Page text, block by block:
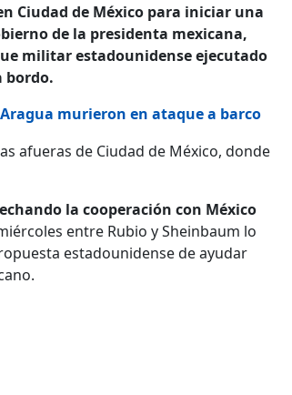
Ciudad de México para iniciar una
de la presidenta mexicana,
militar estadounidense ejecutado
bordo.
murieron en ataque a barco
afueras de Ciudad de México, donde
la cooperación con México
entre Rubio y Sheinbaum lo
estadounidense de ayudar